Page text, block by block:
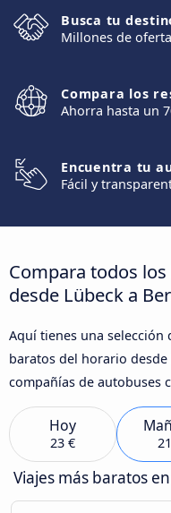
Busca tu
Millones de
Compara los
Ahorra hasta un
Encuentra tu
Fácil y
Compara todos
desde Lübeck a
Aquí tienes una selección
baratos del horario
compañías de autobuses
Hoy
23 €
Viajes más baratos